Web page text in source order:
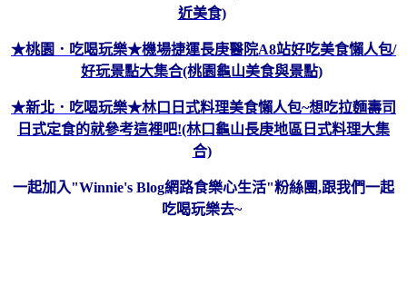
近美食)
★桃園．吃喝玩樂★機場捷運長庚醫院A8站好吃美食懶人包/
好玩景點大集合(桃園龜山美食與景點)
★新北．吃喝玩樂★林口日式料理美食懶人包~想吃拉麵壽司
日式定食的就參考這裡吧!(林口龜山長庚地區日式料理大集
合)
一起加入"Winnie's Blog網路食樂心生活"粉絲團,跟我們一起
吃喝玩樂去~